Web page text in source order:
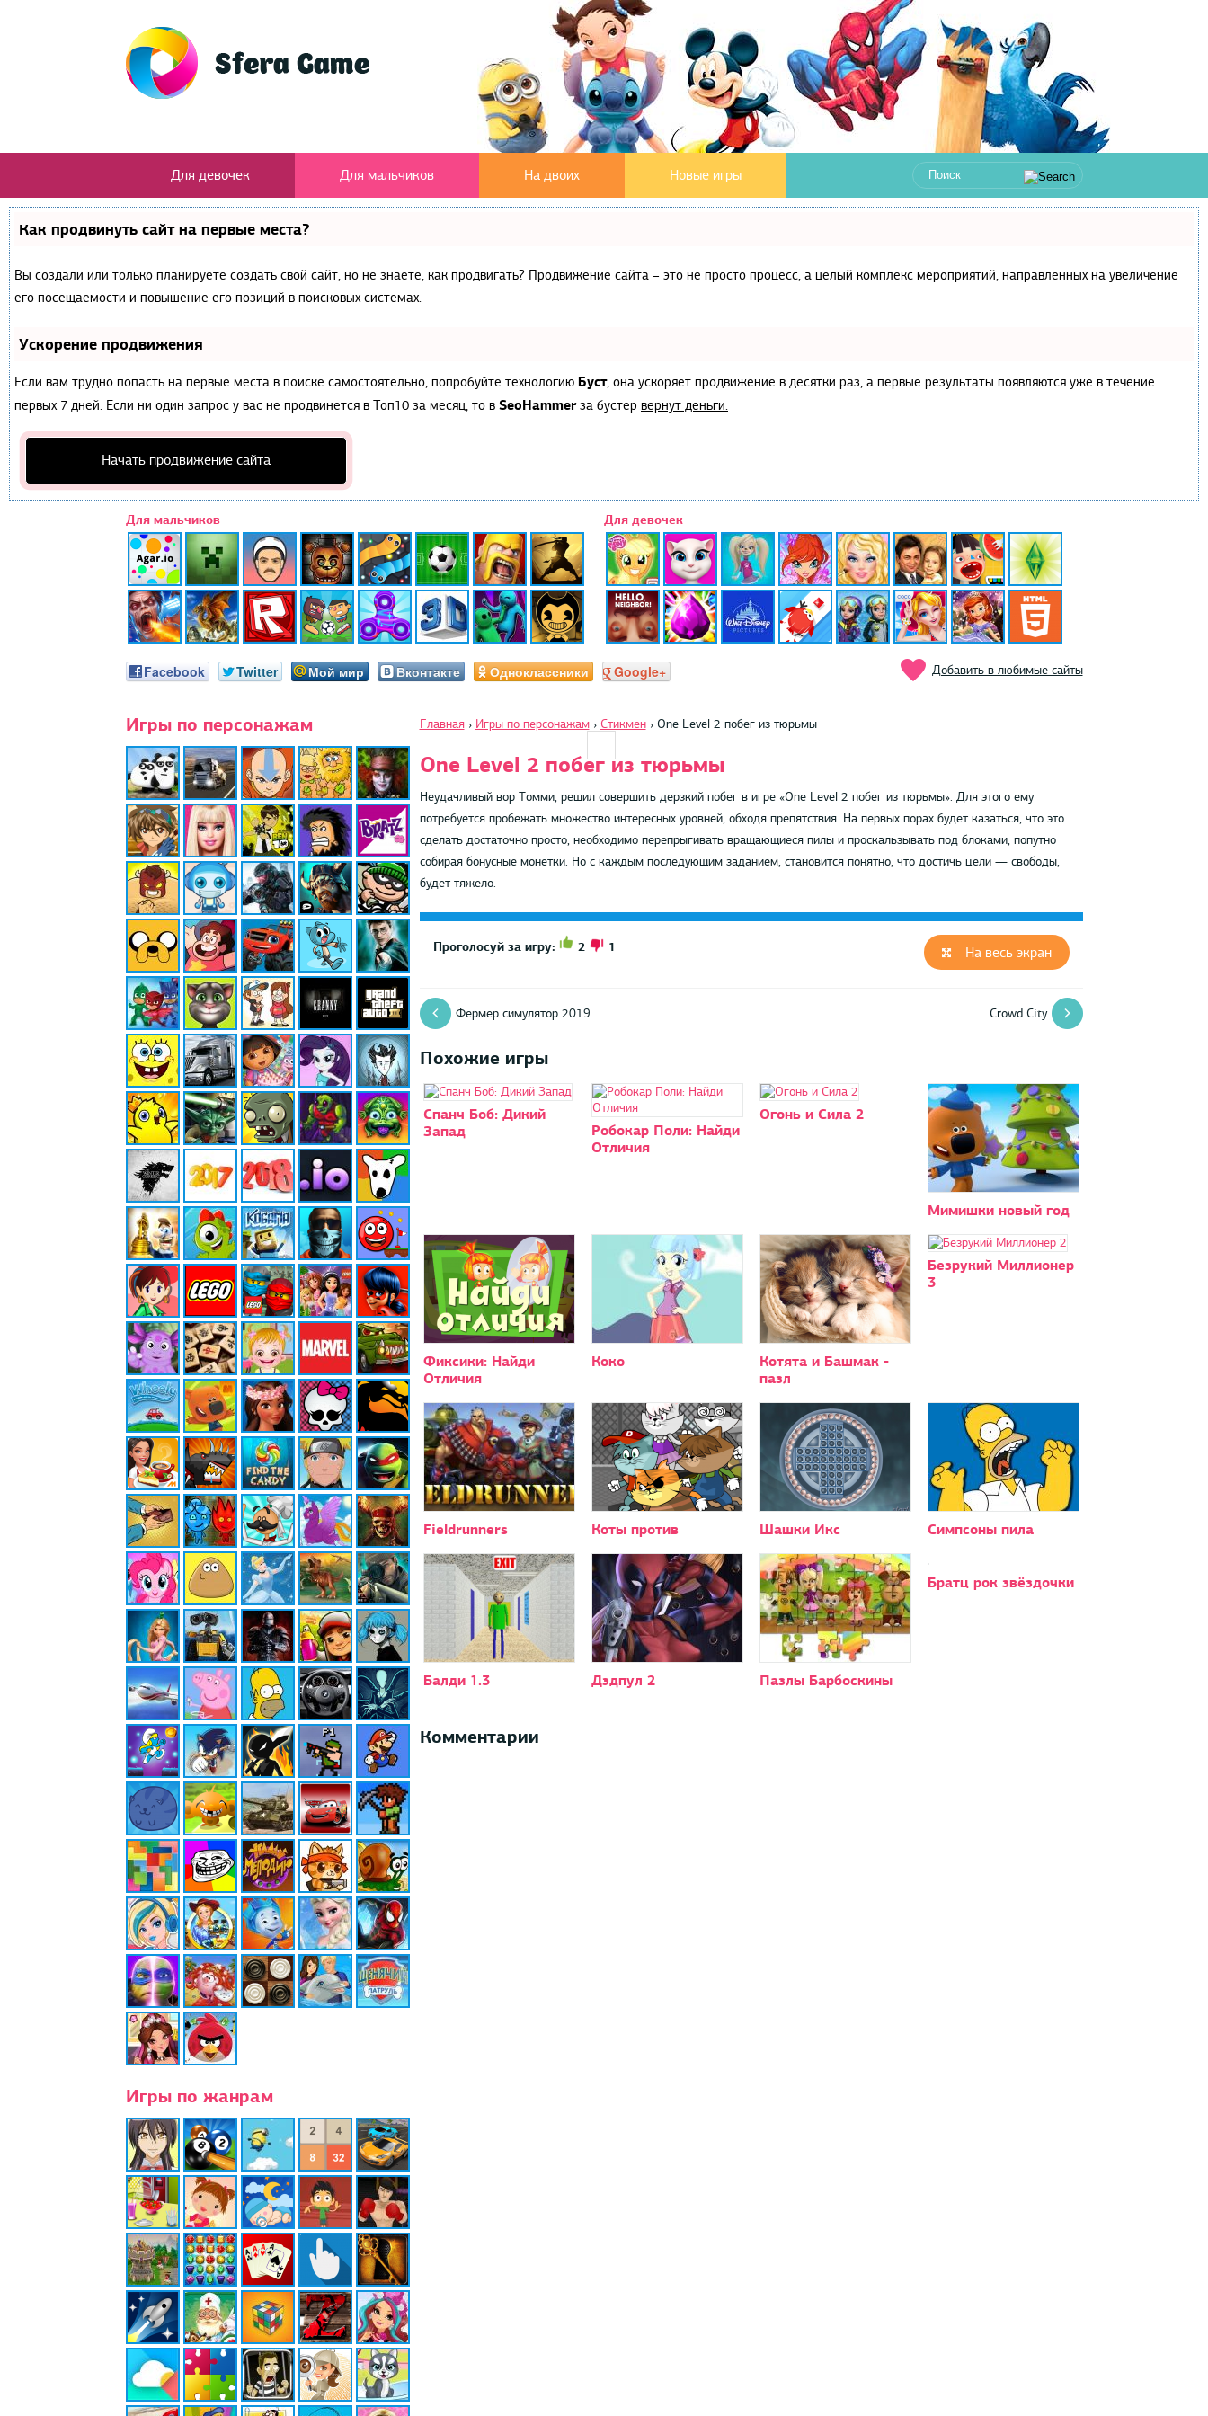
Для девочек Для мальчиков На двоих Новые игры
Как продвинуть сайт на первые места?
Вы создали или только планируете создать свой сайт, но не знаете, как продвигать? Продвижение сайта – это не просто процесс, а целый комплекс мероприятий, направленных на увеличение
его посещаемости и повышение его позиций в поисковых системах.
Ускорение продвижения
Если вам трудно попасть на первые места в поиске самостоятельно, попробуйте технологию Буст, она ускоряет продвижение в десятки раз, а первые результаты появляются уже в течение
первых 7 дней. Если ни один запрос у вас не продвинется в Топ10 за месяц, то в SeoHammerза бустер вернут деньги.
Начать продвижение сайта
Для мальчиков Для девочек
Facebook Twitter Мой мир Вконтакте Одноклассники Google+ Добавить в любимые сайты
Игры по персонажам
Игры по жанрам
Главная › Игры по персонажам › Стикмен › One Level 2 побег из тюрьмы
One Level 2 побег из тюрьмы
Неудачливый вор Томми, решил совершить дерзкий побег в игре «One Level 2 побег из тюрьмы». Для этого ему
потребуется пробежать множество интересных уровней, обходя препятствия. На первых порах будет казаться, что это
сделать достаточно просто, необходимо перепрыгивать вращающиеся пилы и проскальзывать под блоками, попутно
собирая бонусные монетки. Но с каждым последующим заданием, становится понятно, что достичь цели — свободы,
будет тяжело.
На весь экран
Проголосуй за игру: 2 1
Фермер симулятор 2019 Crowd Сity
Похожие игры
Спанч Боб: Дикий
Запад
Робокар Поли: Найди
Отличия
Огонь и Сила 2
Мимишки новый год
Фиксики: Найди
Отличия
Коко
Котята и Башмак -
пазл
Безрукий Миллионер
3
Fieldrunners Коты против Шашки Икс Симпсоны пила
Балди 1.3 Дэдпул 2 Пазлы Барбоскины
Братц рок звёздочки
Комментарии